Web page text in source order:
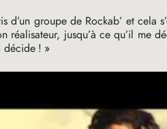
groupe de Rockab’ et cela
réalisateur, jusqu’à ce qu’il me
décide ! »